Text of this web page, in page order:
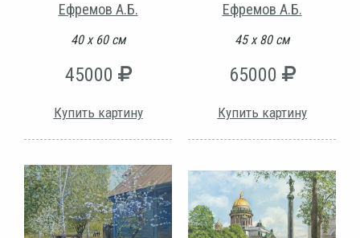
Ефремов А.Б.
40 х 60 см
45000
Купить картину
Ефремов А.Б.
45 х 80 см
65000
Купить картину